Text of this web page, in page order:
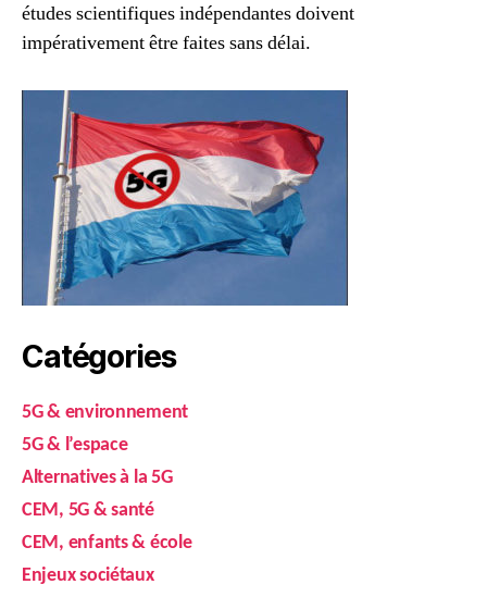
études scientifiques indépendantes doivent
impérativement être faites sans délai.
Catégories
5G & environnement
5G & l’espace
Alternatives à la 5G
CEM, 5G & santé
CEM, enfants & école
Enjeux sociétaux